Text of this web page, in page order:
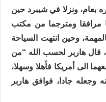
بعام، ونزلا في شيبرد حين
مرافقا ومترجما من مكتب
وحين انتهت السياحة
قال هاربر لحسب الله “من
الى أمريكا فأهلا وسهلا،
جادا، فوافق هاربر